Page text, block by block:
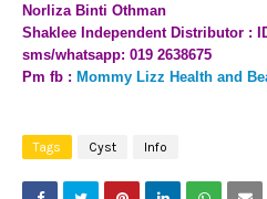
Norliza Binti Othman
Shaklee Independent Distributor :
sms/whatsapp: 019 2638675
Pm fb : Mommy Lizz Health and
Tags Cyst Info